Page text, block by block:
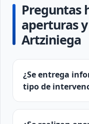
Preguntas
aperturas
Artziniega
¿Se entrega
tipo de